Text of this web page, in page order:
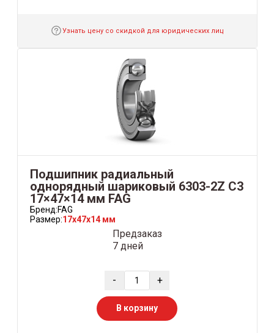
Узнать цену со скидкой для юридических лиц
Подшипник радиальный
однорядный шариковый 6303-2Z C3
17×47×14 мм FAG
Бренд:FAG
Размер:17x47x14 мм
Предзаказ
7 дней
- +
В корзину